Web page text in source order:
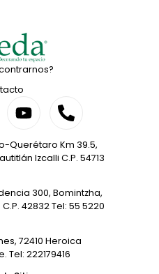
Querétaro Km 39.5,
Izcalli C.P. 54713
300, Bomintzha,
42832 Tel: 55 5220
72410 Heroica
Tel: 222179416